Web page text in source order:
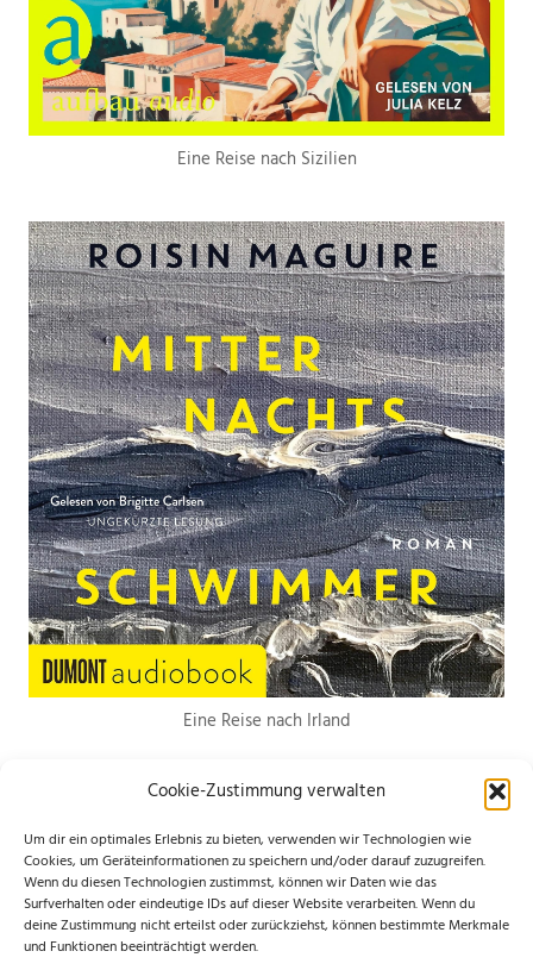
Cookie-Zustimmung verwalten
Um dir ein optimales Erlebnis zu bieten, verwenden wir Technologien wie
Cookies, um Geräteinformationen zu speichern und/oder darauf zuzugreifen.
Wenn du diesen Technologien zustimmst, können wir Daten wie das
Surfverhalten oder eindeutige IDs auf dieser Website verarbeiten. Wenn du
deine Zustimmung nicht erteilst oder zurückziehst, können bestimmte Merkmale
und Funktionen beeinträchtigt werden.
Eine Reise nach Sizilien
Eine Reise nach Irland
*Hierbei handelt es sich um Werbelinks. Wenn du etwas über den Link
bestellst, erhalte ich eine kleine Provision. Für dich entstehen keine
zusätzlichen Kosten. Ganz lieben Dank für deine Unterstützung.